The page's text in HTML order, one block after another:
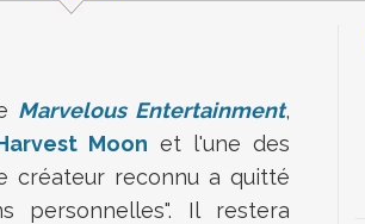
Marvelous Entertainment,
Moon et l'une des
créateur reconnu a quitté
personnelles". Il restera